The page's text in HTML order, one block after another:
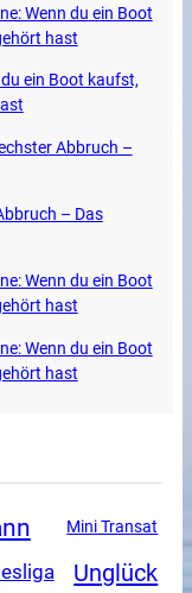
Wenn du ein Boot
hast
ein Boot kaufst,
Abbruch –
– Das
Wenn du ein Boot
hast
Wenn du ein Boot
hast
Mini Transat
Unglück